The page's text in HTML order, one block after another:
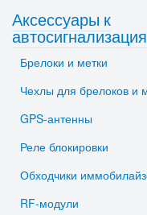
Аксессуары к
Брелоки и метки
Чехлы для брелоков и
GPS-антенны
Реле блокировки
Обходчики
RF-модули